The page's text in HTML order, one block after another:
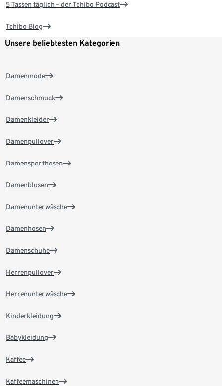
5 Tassen täglich – der Tchibo Podcast
Tchibo Blog
Unsere beliebtesten Kategorien
Damenmode
Damenschmuck
Damenkleider
Damenpullover
Damensporthosen
Damenblusen
Damenunterwäsche
Damenhosen
Damenschuhe
Herrenpullover
Herrenunterwäsche
Kinderkleidung
Babykleidung
Kaffee
Kaffeemaschinen